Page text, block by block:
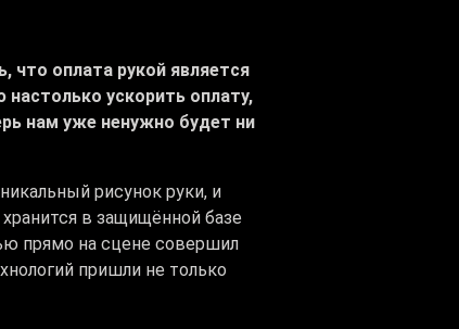
что оплата рукой является
ускорить оплату,
нам уже ненужно будет ни
рисунок руки, и
в защищённой базе
прямо на сцене совершил
пришли не только